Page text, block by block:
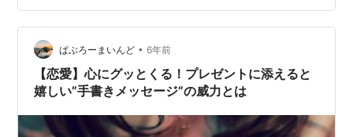
ていません。はっきりしているのは、誰の脳にも萎縮に
よる、このような変化が起こるということだけです。脳
の萎縮が進むと、認知症やアルツハイマー病になり…
ぱぶろーまいんど • 6年前
【恋愛】心にグッとくる！プレゼントに添えると
嬉しい”手書きメッセージ”の威力とは